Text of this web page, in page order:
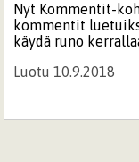
Nyt Kommentit-
kommentit
käydä runo
Luotu 10.9.2018